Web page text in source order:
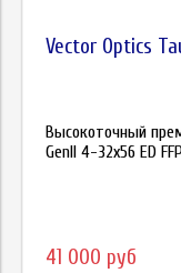
Vector Optics
Высокоточный
GenII 4-32x56 ED
41 000 руб